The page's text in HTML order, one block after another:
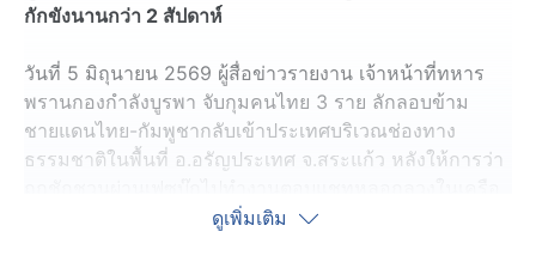
กักขังนานกว่า 2 สัปดาห์
วันที่ 5 มิถุนายน 2569 ผู้สื่อข่าวรายงาน เจ้าหน้าที่ทหาร
พรานกองกำลังบูรพา จับกุมคนไทย 3 ราย ลักลอบข้าม
ชายแดนไทย-กัมพูชากลับเข้าประเทศบริเวณช่องทาง
ธรรมชาติในพื้นที่ อ.อรัญประเทศ จ.สระแก้ว หลังให้การว่า
ข่ายคอลเซ็นเตอร์ฝั่งปอยเปต ก่อนถูกนายจ้างชาวจีนกักขังไว้
ดูเพิ่มเติม